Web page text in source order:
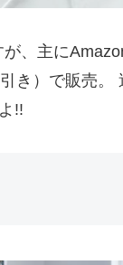
、主に
き）で販売。
!!